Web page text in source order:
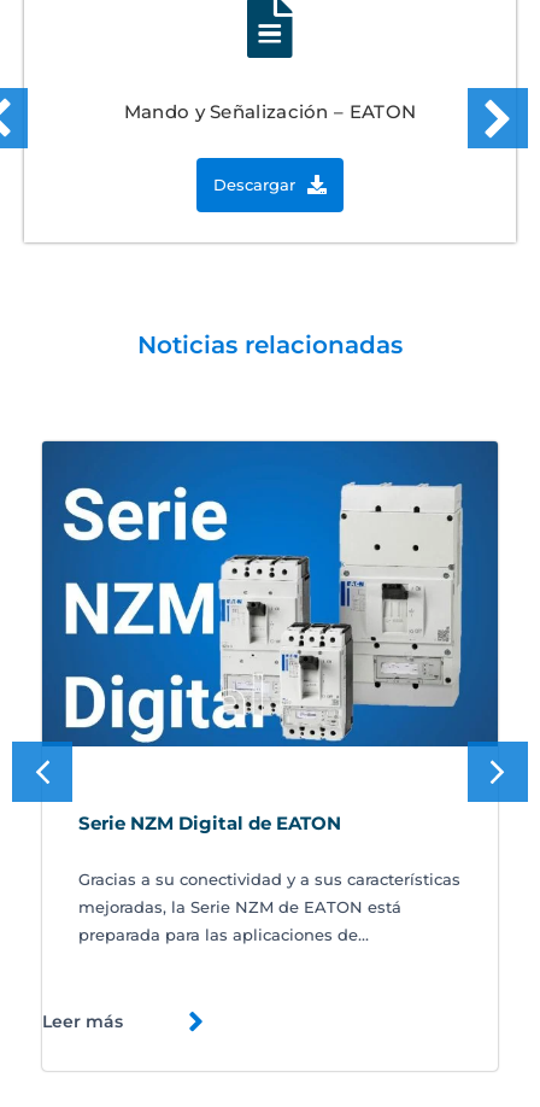
Mando y Señalización – EATON
Descargar
Noticias relacionadas
Serie NZM Digital de EATON
Gracias a su conectividad y a sus características
mejoradas, la Serie NZM de EATON está
preparada para las aplicaciones de...
Leer más